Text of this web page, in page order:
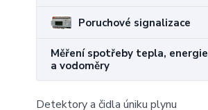
Poruchové signalizace
Měření spotřeby tepla, energie
a vodoměry
Detektory a čidla úniku plynu